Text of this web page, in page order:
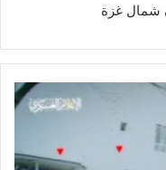
شمال غزة